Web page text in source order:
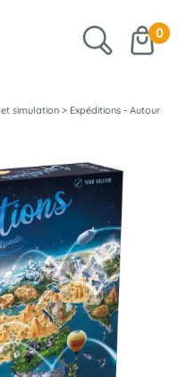
0
simulation > Expéditions - Autour